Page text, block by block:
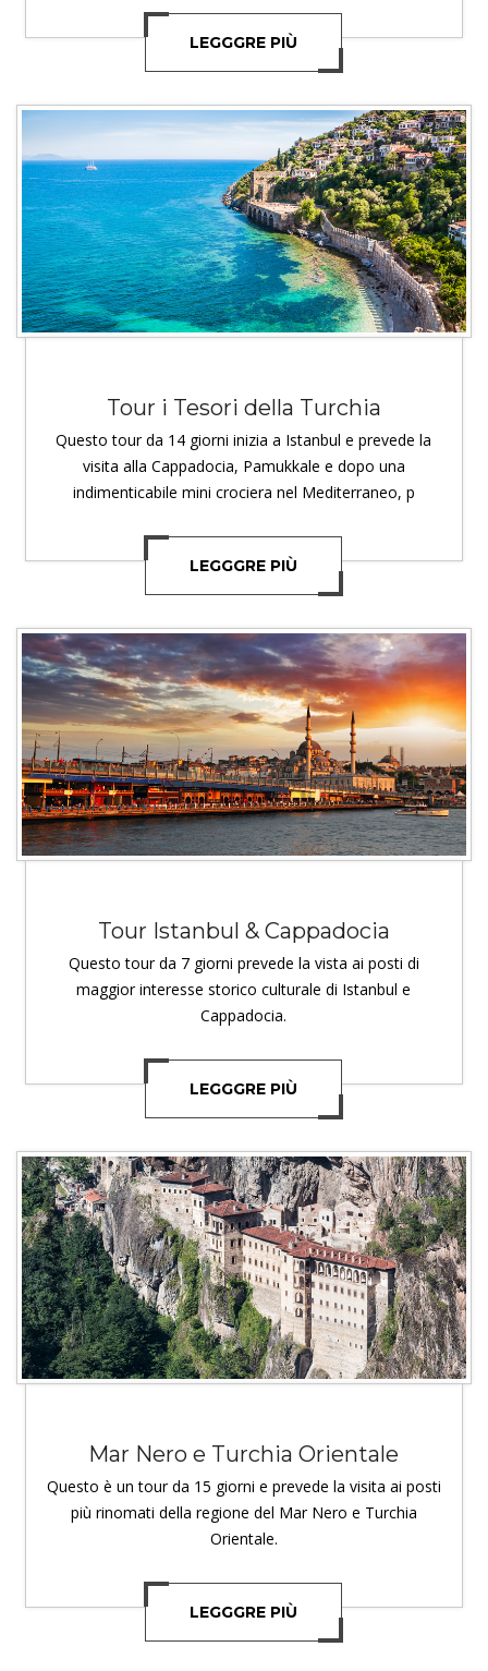
LEGGGRE PIÙ
Tour i Tesori della Turchia
Questo tour da 14 giorni inizia a Istanbul e prevede la
visita alla Cappadocia, Pamukkale e dopo una
indimenticabile mini crociera nel Mediterraneo, p
LEGGGRE PIÙ
Tour Istanbul & Cappadocia
Questo tour da 7 giorni prevede la vista ai posti di
maggior interesse storico culturale di Istanbul e
Cappadocia.
LEGGGRE PIÙ
Mar Nero e Turchia Orientale
Questo è un tour da 15 giorni e prevede la visita ai posti
più rinomati della regione del Mar Nero e Turchia
Orientale.
LEGGGRE PIÙ